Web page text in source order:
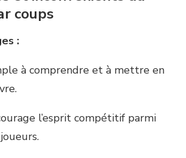
coups
:
à comprendre et à mettre en
l’esprit compétitif parmi